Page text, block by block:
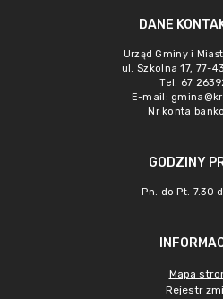
DANE
Urząd Gminy i
ul. Szkolna 17, 77-
Tel. 67
E-mail:
Nr konta
GODZINY
Pn. do Pt. 7.30
Mapa
Rejestr